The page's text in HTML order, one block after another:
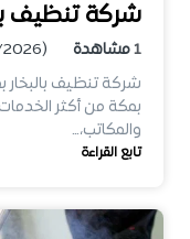
شركة تنظيف
1مشاهدة
(5/21/2026)
شركة تنظيف بالبخار
بمكة من أكثر
والمكاتب،…
تابع القراءة